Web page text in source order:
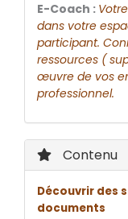
E-Coach :
dans votre
participant.
ressources (
œuvre de vos
professionnel.
Contenu
Découvrir des
documents